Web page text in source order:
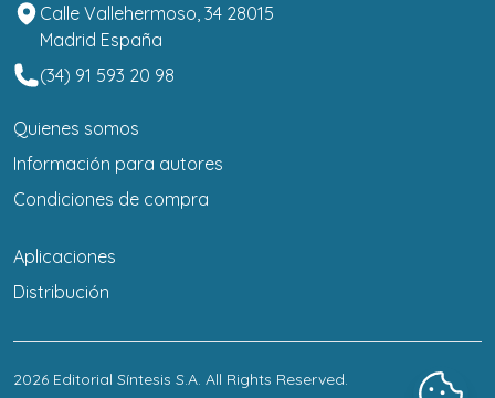
Calle Vallehermoso, 34 28015
Madrid España
(34) 91 593 20 98
Quienes somos
Información para autores
Condiciones de compra
Aplicaciones
Distribución
2026 Editorial Síntesis S.A. All Rights Reserved.